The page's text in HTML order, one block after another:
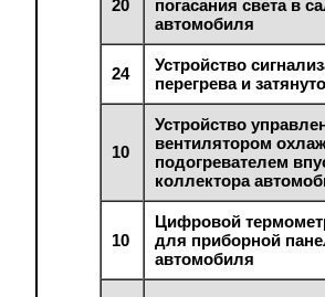
20
погасания света в
автомобиля
24
Устройство
перегрева и
10
Устройство
вентилятором
подогревателем
коллектора
10
Цифровой
для приборной
автомобиля